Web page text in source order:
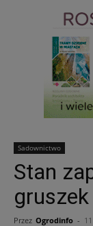
Sadownictwo
Stan
Przez Ogrodinfo -